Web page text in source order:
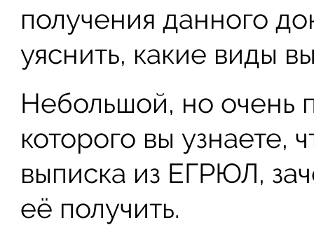
получения данного
уяснить, какие виды
Небольшой, но очень
которого вы узнаете,
выписка из ЕГРЮЛ,
её получить.